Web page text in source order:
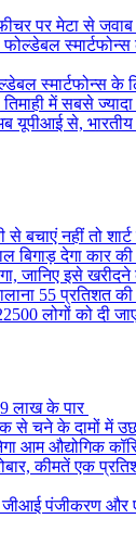
पर मेटा से
स्मार्टफोन्स के
तिमाही में सबसे
से, भारतीय
बचाएं नहीं तो
बिगाड़ देगा कार
जानिए इसे
55 प्रतिशत की
लोगों को दी
लाख के पार
से चने के दामों में
आम औद्योगिक
कीमतें एक
पंजीकरण और